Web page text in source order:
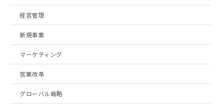
経営管理
新規事業
マーケティング
営業改革
グローバル戦略